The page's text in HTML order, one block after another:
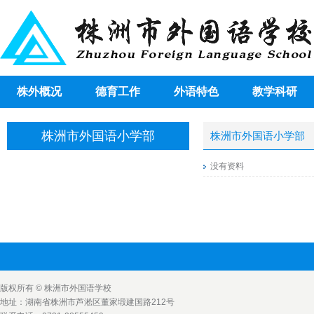
株外概况 德育工作 外语特色 教学科研
株洲市外国语小学部 株洲市外国语小学部
没有资料
版权所有 © 株洲市外国语学校
地址：湖南省株洲市芦淞区董家塅建国路212号